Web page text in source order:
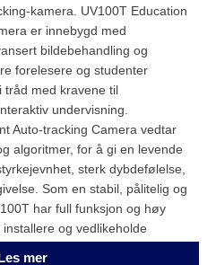
kamera. UV100T Education
er innebygd med
bildebehandling og
forelesere og studenter
tråd med kravene til
undervisning.
Auto-tracking Camera vedtar
algoritmer, for å gi en levende
sterk dybdefølelse,
Som en stabil, pålitelig og
har full funksjon og høy
og vedlikeholde
mer